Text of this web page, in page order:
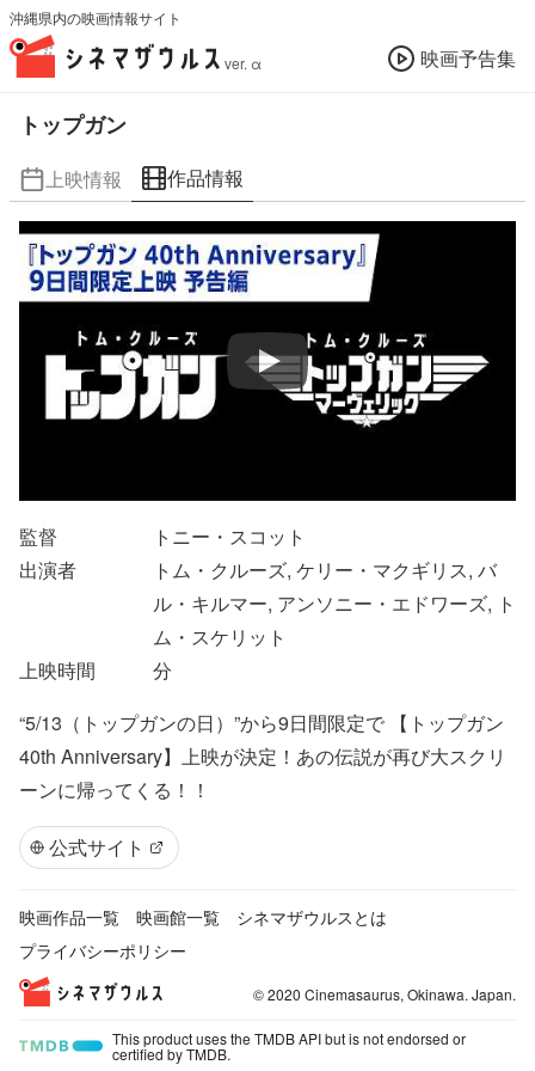
沖縄県内の映画情報サイト
ver. α 映画予告集
トップガン
上映情報 作品情報
監督
トニー・スコット
出演者
トム・クルーズ, ケリー・マクギリス, バ
ル・キルマー, アンソニー・エドワーズ, ト
ム・スケリット
上映時間
分
“5/13（トップガンの日）”から9日間限定で 【トップガン
40th Anniversary】上映が決定！あの伝説が再び大スクリ
ーンに帰ってくる！！
公式サイト
映画作品一覧 映画館一覧
シネマザウルスとは
プライバシーポリシー
© 2020 Cinemasaurus, Okinawa. Japan.
This product uses the TMDB API but is not endorsed or
certified by TMDB.